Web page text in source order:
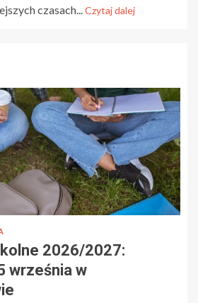
czasach...Czytaj dalej
2026/2027:
września w